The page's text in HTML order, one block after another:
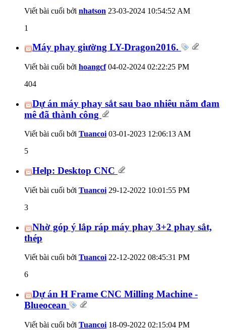
Viết bài cuối bởi nhatson 23-03-2024 10:54:52 AM
1
Máy phay giường LY-Dragon2016.
Viết bài cuối bởi hoangcf04-02-2024 02:22:25 PM
404
Dự án máy phay sắt sau bao nhiêu năm đam
mê đã thành công
Viết bài cuối bởi Tuancoi03-01-2023 12:06:13 AM
5
Help: Desktop CNC
Viết bài cuối bởi Tuancoi 29-12-2022 10:01:55 PM
3
Nhờ góp ý lắp ráp máy phay 3+2 phay sắt,
thép
Viết bài cuối bởi Tuancoi 22-12-2022 08:45:31 PM
6
Dự án H Frame CNC Milling Machine -
Blueocean
Viết bài cuối bởi Tuancoi 18-09-2022 02:15:04 PM